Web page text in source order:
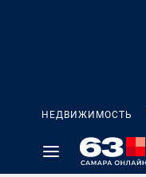
НЕДВИЖИМОСТЬ